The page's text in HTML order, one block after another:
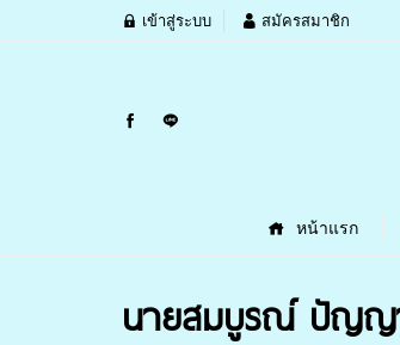
เข้าสู่ระบบ สมัครสมาชิก
หน้าแรก
นายสมบูรณ์ ปัญญา